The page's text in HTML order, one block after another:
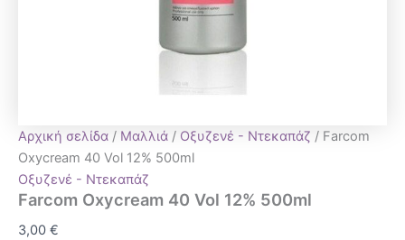
Αρχική σελίδα / Μαλλιά / Οξυζενέ - Ντεκαπάζ / Farcom
Oxycream 40 Vol 12% 500ml
Οξυζενέ - Ντεκαπάζ
Farcom Oxycream 40 Vol 12% 500ml
3,00 €